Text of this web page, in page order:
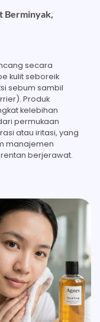
Berminyak,
secara
kulit seboreik
sebum sambil
Produk
kelebihan
permukaan
atau iritasi, yang
manajemen
berjerawat.